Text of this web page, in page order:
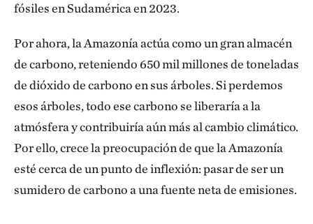
fósiles en Sudamérica en 2023.
Por ahora, la Amazonía actúa como un gran almacén
de carbono, reteniendo 650 mil millones de toneladas
de dióxido de carbono en sus árboles. Si perdemos
esos árboles, todo ese carbono se liberaría a la
atmósfera y contribuiría aún más al cambio climático.
Por ello, crece la preocupación de que la Amazonía
esté cerca de un punto de inflexión: pasar de ser un
sumidero de carbono a una fuente neta de emisiones.